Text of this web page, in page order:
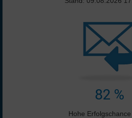
82 %
Hohe